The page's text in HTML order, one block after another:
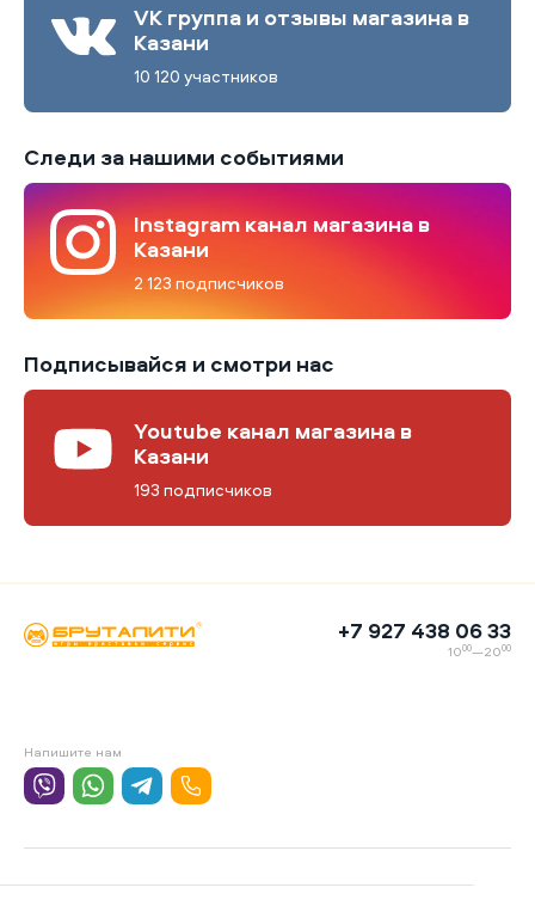
VK группа и отзывы магазина в
Казани
10 120 участников
Следи за нашими событиями
Instagram канал магазина в
Казани
2 123 подписчиков
Подписывайся и смотри нас
Youtube канал магазина в
Казани
193 подписчиков
+7 927 438 06 33
1000—2000
Напишите нам